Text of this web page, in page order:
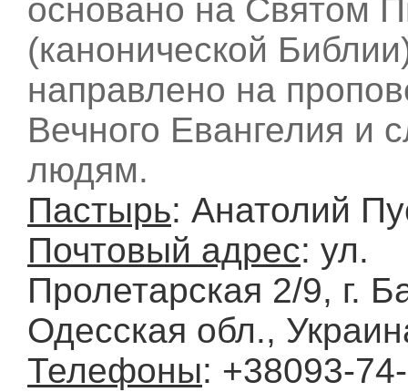
основано на Святом
(канонической
направлено на
Вечного Евангелия и
людям.
Пастырь: Анатолий
Почтовый адрес: ул.
Пролетарская 2/9, г.
Одесская обл.,
Телефоны: +38093-